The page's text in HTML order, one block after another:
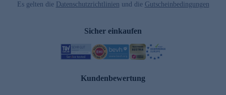
Es gelten die Datenschutzrichtlinien und die Gutscheinbedingungen
Sicher einkaufen
Kundenbewertung